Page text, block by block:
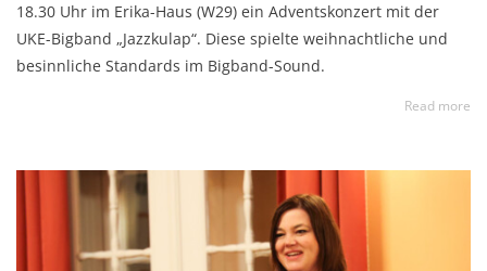
18.30 Uhr im Erika-Haus (W29) ein Adventskonzert mit der
UKE-Bigband „Jazzkulap“. Diese spielte weihnachtliche und
besinnliche Standards im Bigband-Sound.
Read more